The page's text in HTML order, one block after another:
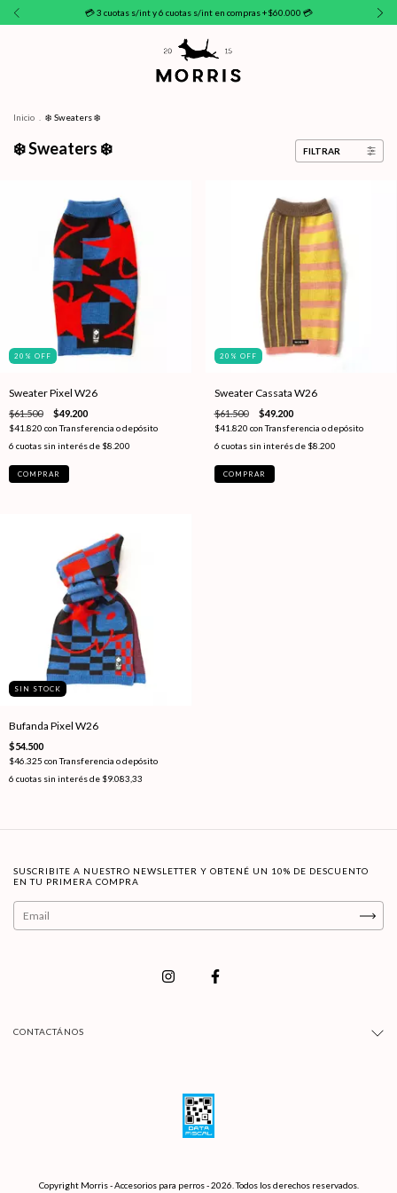
💳 3 cuotas s/int y 6 cuotas s/int en compras +$60.000 💳
Inicio ❄️ Sweaters ❄️
❄️ Sweaters ❄️ FILTRAR
20 % OFF
Sweater Pixel W26
$61.500 $49.200
$41.820 con Transferencia o depósito
6 cuotas sin interés de $8.200
COMPRAR
20 % OFF
Sweater Cassata W26
$61.500 $49.200
$41.820 con Transferencia o depósito
6 cuotas sin interés de $8.200
COMPRAR
SIN STOCK
Bufanda Pixel W26
$54.500
$46.325 con Transferencia o depósito
6 cuotas sin interés de $9.083,33
SUSCRIBITE A NUESTRO NEWSLETTER Y OBTENÉ UN 10% DE DESCUENTO
EN TU PRIMERA COMPRA
CONTACTÁNOS
Copyright Morris - Accesorios para perros - 2026. Todos los derechos reservados.